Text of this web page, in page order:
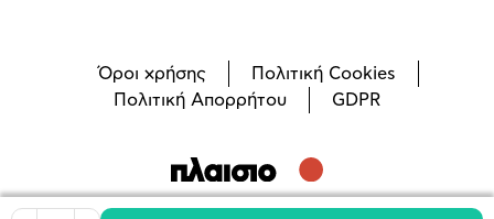
Όροι χρήσης
Πολιτική Cookies
Πολιτική Απορρήτου
GDPR